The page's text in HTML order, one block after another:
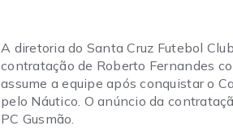
A diretoria do Santa Cruz Futebol
contratação de Roberto Fernandes
assume a equipe após conquistar o
pelo Náutico. O anúncio da
PC Gusmão.